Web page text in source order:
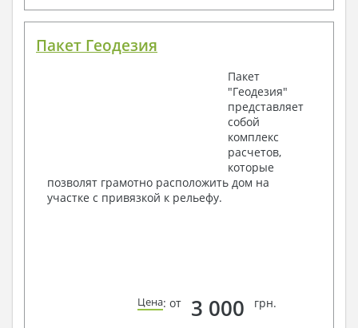
Пакет Геодезия
Пакет
"Геодезия"
представляет
собой
комплекс
расчетов,
которые
позволят грамотно расположить дом на
участке с привязкой к рельефу.
Цена: от 3 000 грн.